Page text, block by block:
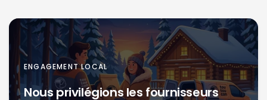
ENGAGEMENT LOCAL
Nous privilégions les fournisseurs